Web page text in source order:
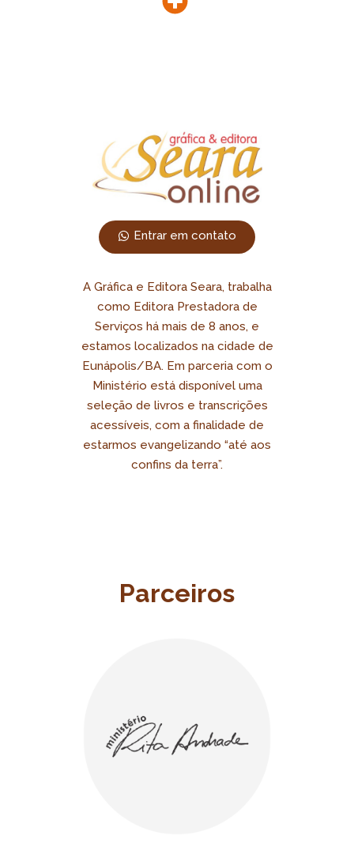
Entrar em contato
A Gráfica e Editora Seara, trabalha
como Editora Prestadora de
Serviços há mais de 8 anos, e
estamos localizados na cidade de
Eunápolis/BA. Em parceria com o
Ministério está disponível uma
seleção de livros e transcrições
acessíveis, com a finalidade de
estarmos evangelizando “até aos
confins da terra”.
Parceiros